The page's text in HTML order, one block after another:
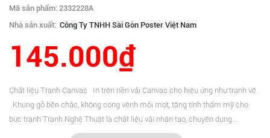
Mã sản phẩm: 2332228A
Nhà sản xuất: Công Ty TNHH Sài Gòn Poster Việt Nam
145.000₫
Chất liệu Tranh Canvas In trên nền vải Canvas cho hiệu ứng như tranh vẽ.
Khung gỗ bền chắc, không cong vênh mối mọt, tăng tính thẩm mỹ cho
bức tranh Tranh Nghệ Thuật là chất liệu vải nhân tạo, chuyên dụng...